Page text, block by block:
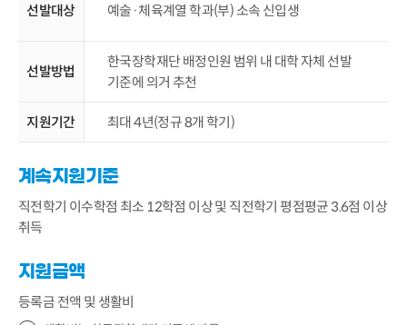
선발대상 예술·체육계열 학과(부) 소속 신입생
선발방법
한국장학재단 배정인원 범위 내 대학 자체 선발
기준에 의거 추천
지원기간 최대 4년(정규 8개 학기)
계속지원기준
직전학기 이수학점 최소 12학점 이상 및 직전학기 평점평균 3.6점 이상
취득
지원금액
등록금 전액 및 생활비